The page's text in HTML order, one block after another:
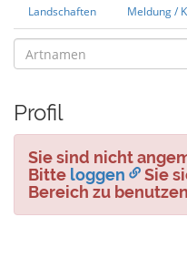
Landschaften Meldung /
Profil
Sie sind nicht
Bitte loggen
Sie
Bereich zu